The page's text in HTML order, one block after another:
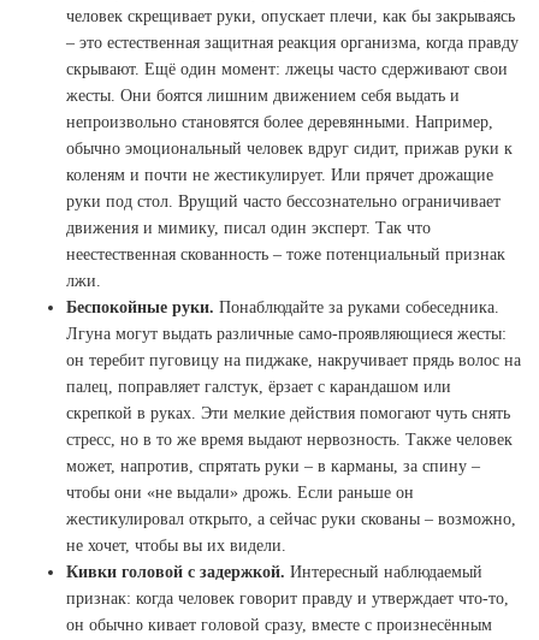
человек скрещивает руки, опускает плечи, как бы закрываясь
– это естественная защитная реакция организма, когда правду
скрывают. Ещё один момент: лжецы часто сдерживают свои
жесты. Они боятся лишним движением себя выдать и
непроизвольно становятся более деревянными. Например,
обычно эмоциональный человек вдруг сидит, прижав руки к
коленям и почти не жестикулирует. Или прячет дрожащие
руки под стол. Врущий часто бессознательно ограничивает
движения и мимику, писал один эксперт. Так что
неестественная скованность – тоже потенциальный признак
лжи.
Беспокойные руки. Понаблюдайте за руками собеседника.
Лгуна могут выдать различные само-проявляющиеся жесты:
он теребит пуговицу на пиджаке, накручивает прядь волос на
палец, поправляет галстук, ёрзает с карандашом или
скрепкой в руках. Эти мелкие действия помогают чуть снять
стресс, но в то же время выдают нервозность. Также человек
может, напротив, спрятать руки – в карманы, за спину –
чтобы они «не выдали» дрожь. Если раньше он
жестикулировал открыто, а сейчас руки скованы – возможно,
не хочет, чтобы вы их видели.
Кивки головой с задержкой. Интересный наблюдаемый
признак: когда человек говорит правду и утверждает что-то,
он обычно кивает головой сразу, вместе с произнесённым